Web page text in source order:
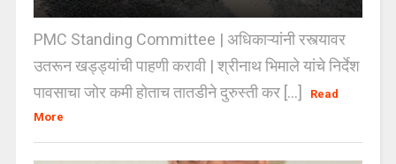
PMC Standing Committee | अधिकाऱ्यांनी रस्त्यावर
उतरून खड्ड्यांची पाहणी करावी | श्रीनाथ भिमाले यांचे निर्देश
पावसाचा जोर कमी होताच तातडीने दुरुस्ती कर [...]
Read
More